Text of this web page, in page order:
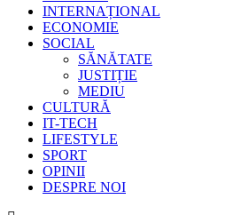
INTERNAȚIONAL
ECONOMIE
SOCIAL
SĂNĂTATE
JUSTIȚIE
MEDIU
CULTURĂ
IT-TECH
LIFESTYLE
SPORT
OPINII
DESPRE NOI